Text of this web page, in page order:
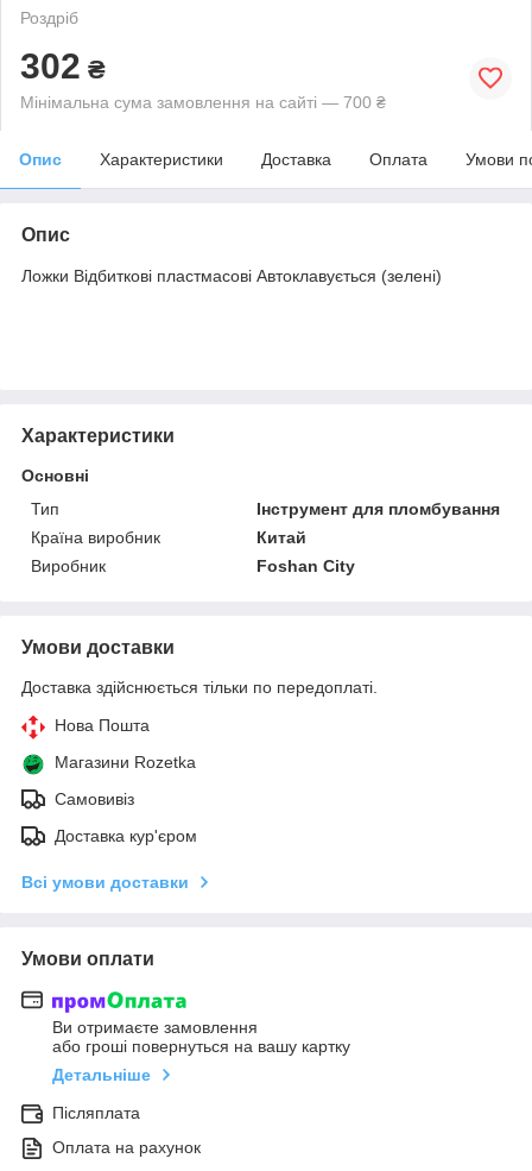
Роздріб
302 ₴
Мінімальна сума замовлення на сайті — 700 ₴
Опис Характеристики Доставка Оплата Умови
Опис
Ложки Відбиткові пластмасові Автоклавується (зелені)
Характеристики
Основні
Тип
Інструмент для пломбування
Країна виробник
Китай
Виробник
Foshan City
Умови доставки
Доставка здійснюється тільки по передоплаті.
Нова Пошта
Магазини Rozetka
Самовивіз
Доставка кур'єром
Всі умови доставки
Умови оплати
Ви отримаєте замовлення
або гроші повернуться на вашу картку
Детальніше
Післяплата
Оплата на рахунок